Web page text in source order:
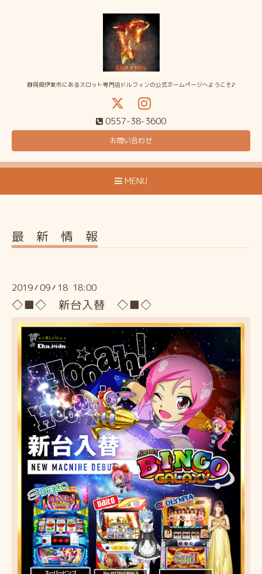
静岡県伊東市にあるスロット専門店ドルフィンの公式ホームページへようこそ♪
0557-38-3600
お問い合わせ
MENU
最 新 情 報
2019/09/ 18 18:00
◇■◇ 新台入替 ◇■◇